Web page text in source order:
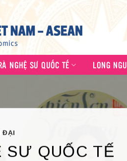
NGHỆ SƯ QUỐC TẾ LONG
ĐẠI
SƯ QUỐC TẾ